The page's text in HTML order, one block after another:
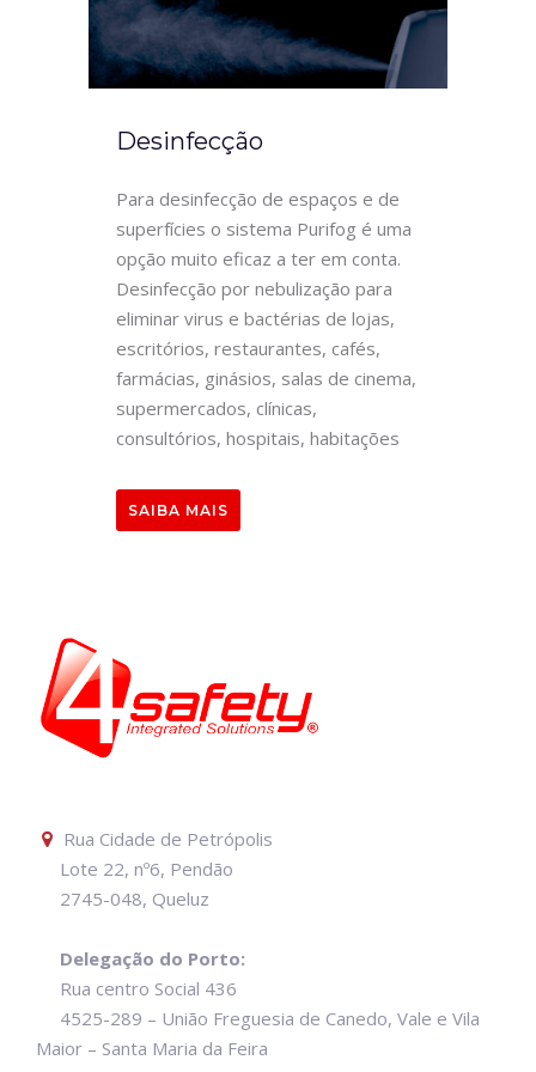
Desinfecção
Para desinfecção de espaços e de
superfícies o sistema Purifog é uma
opção muito eficaz a ter em conta.
Desinfecção por nebulização para
eliminar virus e bactérias de lojas,
escritórios, restaurantes, cafés,
farmácias, ginásios, salas de cinema,
supermercados, clínicas,
consultórios, hospitais, habitações
SAIBA MAIS
Rua Cidade de Petrópolis
Lote 22, nº6, Pendão
2745-048, Queluz
Delegação do Porto:
Rua centro Social 436
4525-289 – União Freguesia de Canedo, Vale e Vila
Maior – Santa Maria da Feira